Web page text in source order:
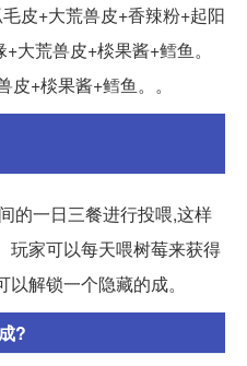
皮+大荒兽皮+香辣粉+起阳
大荒兽皮+棪果酱+鳕鱼。
+棪果酱+鳕鱼。。
的一日三餐进行投喂,这样
玩家可以每天喂树莓来获得
解锁一个隐藏的成。
?